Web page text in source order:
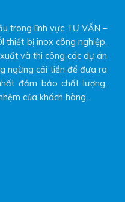
trong lĩnh vực TƯ VẤN –
thiết bị inox công nghiệp,
và thi công các dự án
ngừng cải tiền để đưa ra
đảm bảo chất lượng,
của khách hàng .